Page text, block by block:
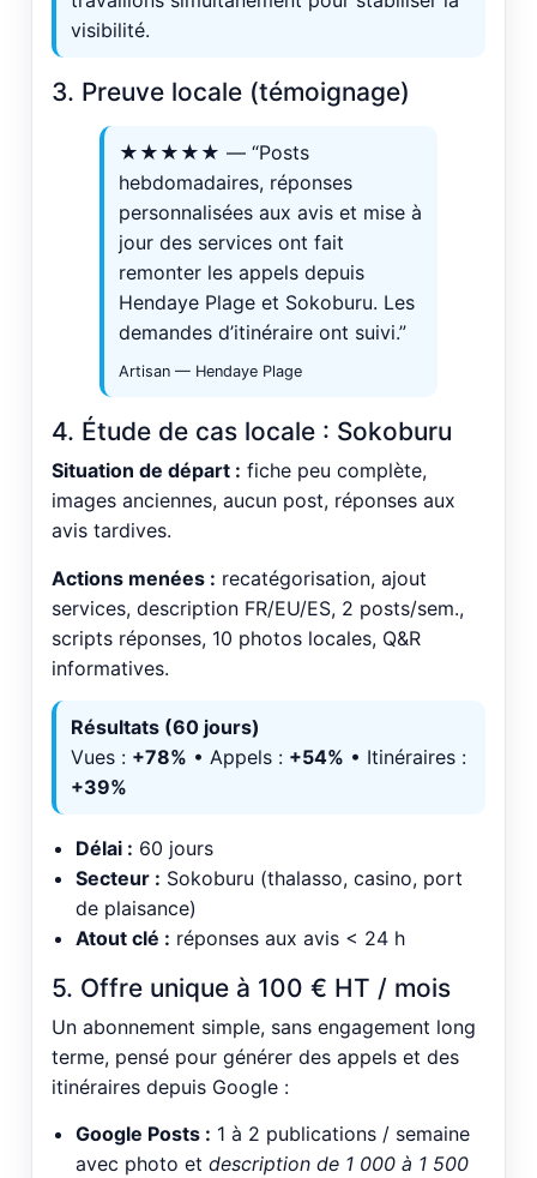
visibilité.
3. Preuve locale (témoignage)
★★★★★ — “Posts
hebdomadaires, réponses
personnalisées aux avis et mise à
jour des services ont fait
remonter les appels depuis
Hendaye Plage et Sokoburu. Les
demandes d’itinéraire ont suivi.”
Artisan — Hendaye Plage
4. Étude de cas locale : Sokoburu
Situation de départ : fiche peu complète,
images anciennes, aucun post, réponses aux
avis tardives.
Actions menées : recatégorisation, ajout
services, description FR/EU/ES, 2 posts/sem.,
scripts réponses, 10 photos locales, Q&R
informatives.
Résultats (60 jours)
Vues : +78% • Appels : +54% • Itinéraires :
+39%
Délai : 60 jours
Secteur : Sokoburu (thalasso, casino, port
de plaisance)
Atout clé : réponses aux avis < 24 h
5. Offre unique à 100 € HT / mois
Un abonnement simple, sans engagement long
terme, pensé pour générer des appels et des
itinéraires depuis Google :
Google Posts : 1 à 2 publications / semaine
avec photo et description de 1 000 à 1 500